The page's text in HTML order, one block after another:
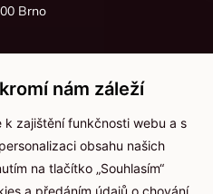
Brno
535 066
8:00 - 16:00
kam.cz
nám záleží
zajištění funkčnosti webu a s
obsahu našich
na tlačítko „Souhlasím“
a předáním údajů o chování